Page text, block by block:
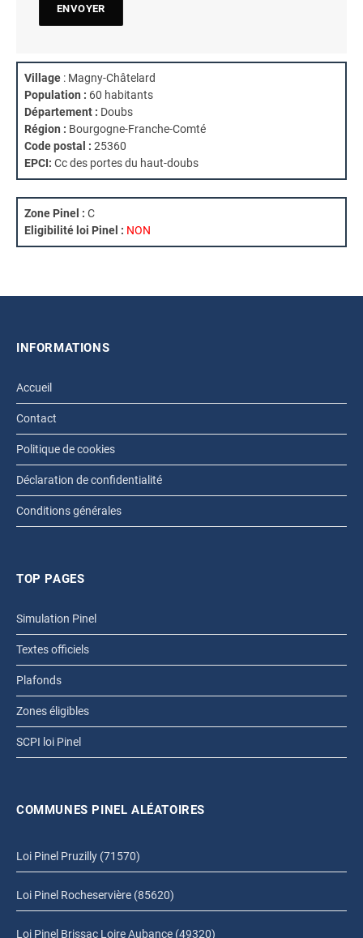
Village : Magny-Châtelard
Population : 60 habitants
Département : Doubs
Région : Bourgogne-Franche-Comté
Code postal : 25360
EPCI: Cc des portes du haut-doubs
Zone Pinel : C
Eligibilité loi Pinel : NON
INFORMATIONS
Accueil
Contact
Politique de cookies
Déclaration de confidentialité
Conditions générales
TOP PAGES
Simulation Pinel
Textes officiels
Plafonds
Zones éligibles
SCPI loi Pinel
COMMUNES PINEL ALÉATOIRES
Loi Pinel Pruzilly (71570)
Loi Pinel Rocheservière (85620)
Loi Pinel Brissac Loire Aubance (49320)